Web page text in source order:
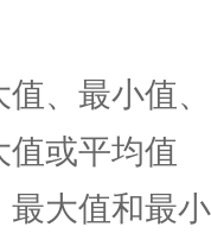
、最小值
或平均值
大值和最